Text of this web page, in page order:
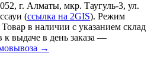
г. Алматы, мкр. Таугуль-3, ул.
(ссылка на 2GIS). Режим
в наличии с указанием склад
выдаче в день заказа —
→